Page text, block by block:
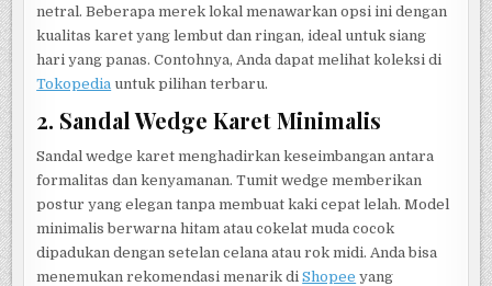
netral. Beberapa merek lokal menawarkan opsi ini dengan
kualitas karet yang lembut dan ringan, ideal untuk siang
hari yang panas. Contohnya, Anda dapat melihat koleksi di
Tokopedia untuk pilihan terbaru.
2. Sandal Wedge Karet Minimalis
Sandal wedge karet menghadirkan keseimbangan antara
formalitas dan kenyamanan. Tumit wedge memberikan
postur yang elegan tanpa membuat kaki cepat lelah. Model
minimalis berwarna hitam atau cokelat muda cocok
dipadukan dengan setelan celana atau rok midi. Anda bisa
menemukan rekomendasi menarik diShopee yang